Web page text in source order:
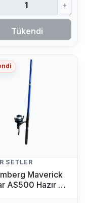
+
Tükendi
SETLER
Maverick
AS500 Hazır Av